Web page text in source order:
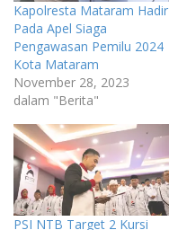
Kapolresta Mataram Hadir
Pada Apel Siaga
Pengawasan Pemilu 2024
Kota Mataram
November 28, 2023
dalam "Berita"
PSI NTB Target 2 Kursi